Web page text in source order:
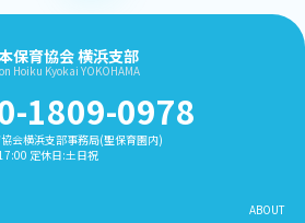
保育協会 横浜支部
Hoiku Kyokai YOKOHAMA
1809-0978
会横浜支部事務局(聖保育園内)
定休日:土日祝
ABOUT